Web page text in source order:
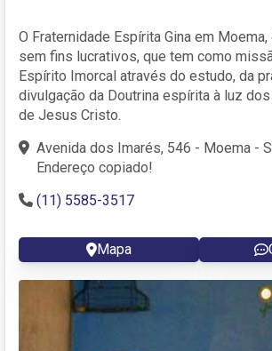
O Fraternidade Espírita Gina em
sem fins lucrativos, que tem como
Espírito Imorcal através do estudo, da
divulgação da Doutrina espírita à luz
de Jesus Cristo.
Avenida dos Imarés, 546 - Moema -
Endereço copiado!
(11) 5585-3517
Mapa